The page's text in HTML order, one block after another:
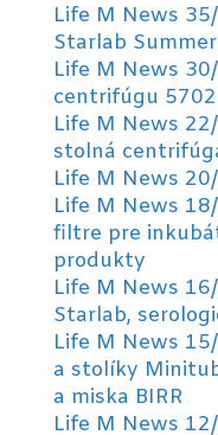
Life M News
Starlab
Life M News
centrifúgu
Life M News
stolná
Life M News
Life M News
filtre pre
produkty
Life M News
Starlab,
Life M News
a stolíky
a miska BIRR
Life M News